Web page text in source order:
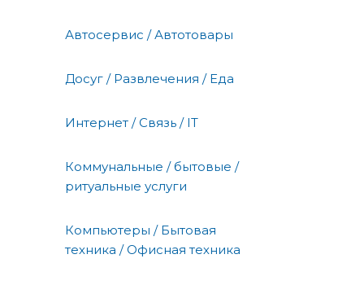
Автосервис / Автотовары
Досуг / Развлечения / Еда
Интернет / Связь / IT
Коммунальные / бытовые /
ритуальные услуги
Компьютеры / Бытовая
техника / Офисная техника